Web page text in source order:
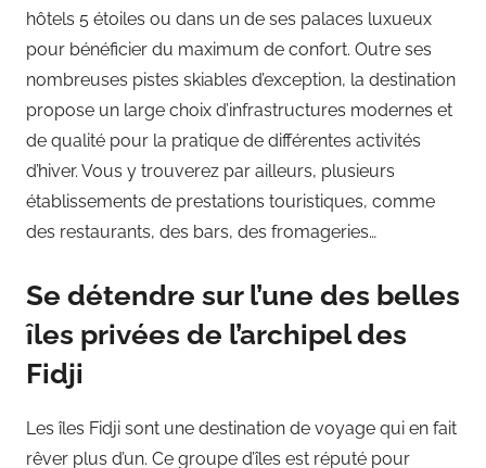
hôtels 5 étoiles ou dans un de ses palaces luxueux
pour bénéficier du maximum de confort. Outre ses
nombreuses pistes skiables d’exception, la destination
propose un large choix d’infrastructures modernes et
de qualité pour la pratique de différentes activités
d’hiver. Vous y trouverez par ailleurs, plusieurs
établissements de prestations touristiques, comme
des restaurants, des bars, des fromageries…
Se détendre sur l’une des belles
îles privées de l’archipel des
Fidji
Les îles Fidji sont une destination de voyage qui en fait
rêver plus d’un. Ce groupe d’îles est réputé pour